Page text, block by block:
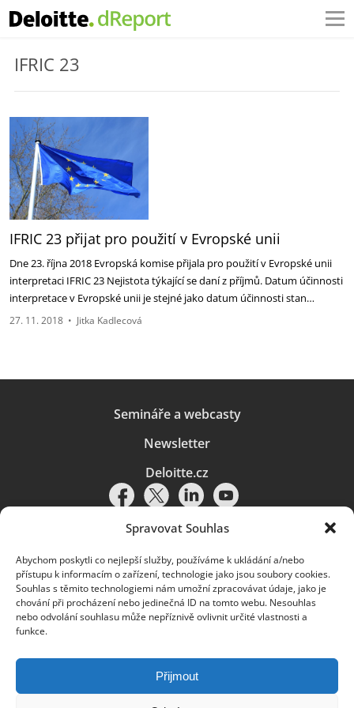
Spravovat Souhlas
Abychom poskytli co nejlepší služby, používáme k ukládání a/nebo
přístupu k informacím o zařízení, technologie jako jsou soubory cookies.
Souhlas s těmito technologiemi nám umožní zpracovávat údaje, jako je
chování při procházení nebo jedinečná ID na tomto webu. Nesouhlas
nebo odvolání souhlasu může nepříznivě ovlivnit určité vlastnosti a
funkce.
Přijmout
IFRIC 23
IFRIC 23 přijat pro použití v Evropské unii
Dne 23. října 2018 Evropská komise přijala pro použití v Evropské unii
interpretaci IFRIC 23 Nejistota týkající se daní z příjmů. Datum účinnosti
interpretace v Evropské unii je stejné jako datum účinnosti stan…
27. 11. 2018 • Jitka Kadlecová
Semináře a webcasty
Newsletter
Deloitte.cz
Pravidla používání|Ochrana osobních údajů|Soubory cookies |
Deloitte.cz
© 2026. Více informací najdete vPravidlech používání.
Deloitte označuje jednu či více společností globální sítě členských
a přidružené subjekty (souhrnně „organizace Deloitte“). Společnost DTTL
(rovněž označovaná jako „Deloitte Global“) a každá z jejích členských
společností a jejich přidružených subjektů je samostatným a nezávislým
právním subjektem, který není oprávněn zavazovat nebo přijímat závazky